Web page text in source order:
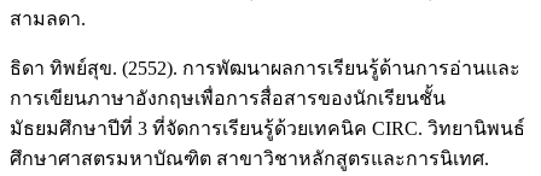
สามลดา.
ธิดา ทิพย์สุข. (2552). การพัฒนาผลการเรียนรู้ด้านการอ่านและ
การเขียนภาษาอังกฤษเพื่อการสื่อสารของนักเรียนชั้น
มัธยมศึกษาปีที่ 3 ที่จัดการเรียนรู้ด้วยเทคนิค CIRC. วิทยานิพนธ์
ศึกษาศาสตรมหาบัณฑิต สาขาวิชาหลักสูตรและการนิเทศ.